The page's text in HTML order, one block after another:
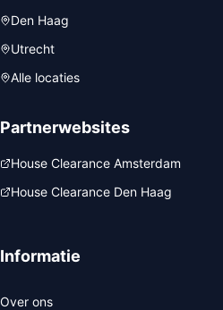
Den Haag
Utrecht
Alle locaties
Partnerwebsites
House Clearance Amsterdam
House Clearance Den Haag
Informatie
Over ons